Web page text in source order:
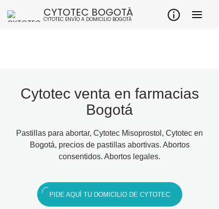
CYTOTEC BOGOTÁ
CYTOTEC ENVÍO A DOMICILIO BOGOTÁ
Cytotec venta en farmacias
Bogotá
Pastillas para abortar, Cytotec Misoprostol, Cytotec en
Bogotá, precios de pastillas abortivas. Abortos
consentidos. Abortos legales.
PIDE AQUÍ TU DOMICILIO DE CYTOTEC